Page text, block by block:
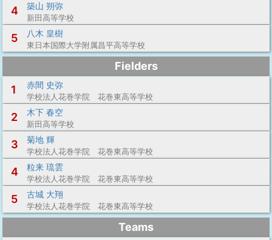
4 築山 朔弥
新田高等学校
5 八木 皇樹
東日本国際大学附属昌平高等学校
Fielders
1
赤間 史弥
学校法人花巻学院 花巻東高等学校
2 木下 春空
新田高等学校
3 菊地 輝
学校法人花巻学院 花巻東高等学校
4 粒来 琉雲
学校法人花巻学院 花巻東高等学校
5 古城 大翔
学校法人花巻学院 花巻東高等学校
Teams